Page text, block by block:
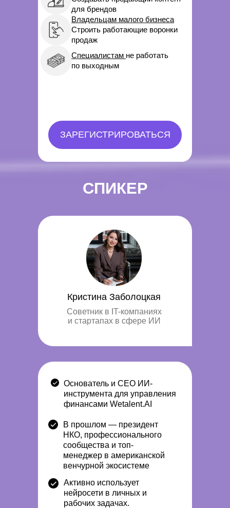
ЗАРЕГИСТРИРОВАТЬСЯ
для брендов
Владельцам малого бизнеса
Строить работающие воронки
продаж
Специалистам не работать
по выходным
СПИКЕР
Основатель и CEO ИИ-
инструмента для управления
финансами Wetalent.AI
Кристина Заболоцкая
Советник в IT-компаниях
и стартапах в сфере ИИ
Активно использует
нейросети в личных и
рабочих задачах.
В прошлом — президент
НКО, профессионального
сообщества и топ-
менеджер в американской
венчурной экосистеме